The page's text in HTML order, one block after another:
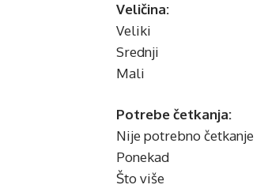
Veličina:
Veliki
Srednji
Mali
Potrebe četkanja:
Nije potrebno četkanje
Ponekad
Što više